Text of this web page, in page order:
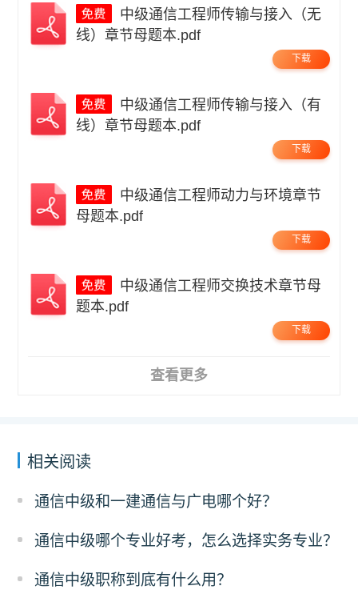
线）章节母题本.pdf
下载
线）章节母题本.pdf
下载
母题本.pdf
下载
题本.pdf
下载
查看更多
相关阅读
通信中级和一建通信与广电哪个好？
通信中级哪个专业好考，怎么选择实务专业？
通信中级职称到底有什么用？